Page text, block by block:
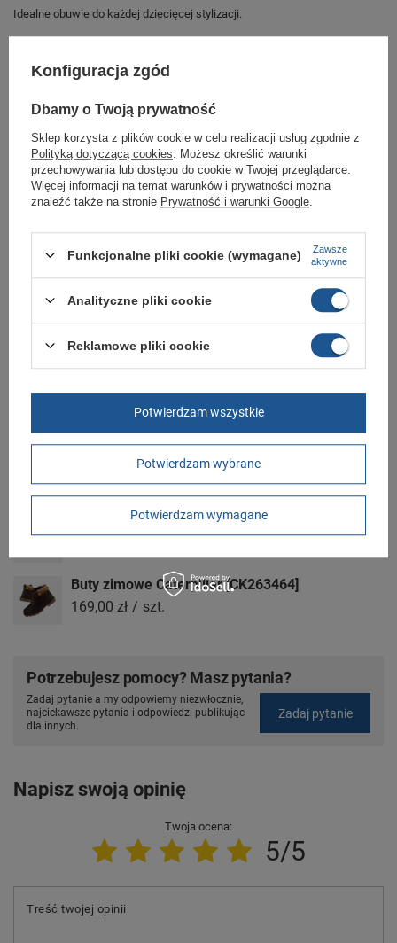
Idealne obuwie do każdej dziecięcej stylizacji.
Marka
Symbol P102294
Gwarancja Gwarancja
Materiał zewnętrzny skóra ekologiczna
Ocieplenie Nie
GWARANCJA
Czas na reklamację z tytułu rękojmi
rękojmia wyłączona dla przedsiębiorców
Kościuszki 27b
85-079 Bydgoszcz
Polska
Zobacz również
Buty Caterpillar Colorado Plus [P102031]
Buty zimowe Caterpillar [CK263464]
169,00 zł / szt.
Potrzebujesz pomocy? Masz pytania?
Zadaj pytanie a my odpowiemy niezwłocznie,
najciekawsze pytania i odpowiedzi publikując
dla innych.
Zadaj pytanie
Napisz swoją opinię
Twoja ocena:
5/5
Treść twojej opinii
Konfiguracja zgód
Dbamy o Twoją prywatność
Sklep korzysta z plików cookie w celu realizacji usług zgodnie z
Polityką dotyczącą cookies . Możesz określić warunki
przechowywania lub dostępu do cookie w Twojej przeglądarce.
Więcej informacji na temat warunków i prywatności można
znaleźć także na stronie Prywatność i warunki Google
Funkcjonalne pliki cookie (wymagane)
Zawsze
aktywne
Analityczne pliki cookie
Reklamowe pliki cookie
Potwierdzam wybrane
Potwierdzam wymagane
Potwierdzam wszystkie